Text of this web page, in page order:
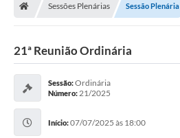
Sessões Plenárias Sessão Plenária
21ª Reunião Ordinária
Sessão:Ordinária
Número:21/2025
Início:07/07/2025 às 18:00